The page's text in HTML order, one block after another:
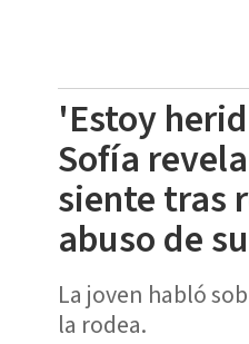
'Estoy
Sofía
siente tras
abuso de
La joven habló
la rodea.